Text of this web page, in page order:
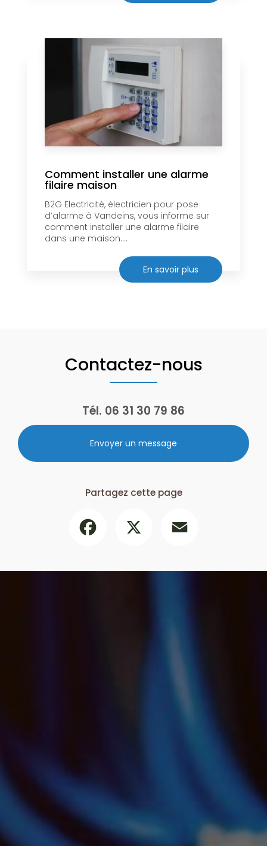
Comment installer une alarme
filaire maison
B2G Electricité, électricien pour pose
d’alarme à Vandeins, vous informe sur
comment installer une alarme filaire
dans une maison....
En savoir plus
Contactez-nous
Tél. 06 31 30 79 86
Envoyer un message
Partagez cette page